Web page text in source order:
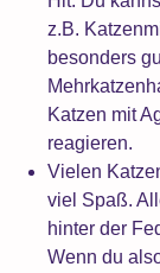
z.B.
besonders
Katzen mit
reagieren.
Vielen
viel Spaß.
hinter der
Wenn du